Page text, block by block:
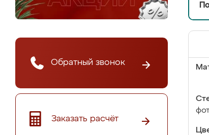
Обратный звонок
Заказать расчёт